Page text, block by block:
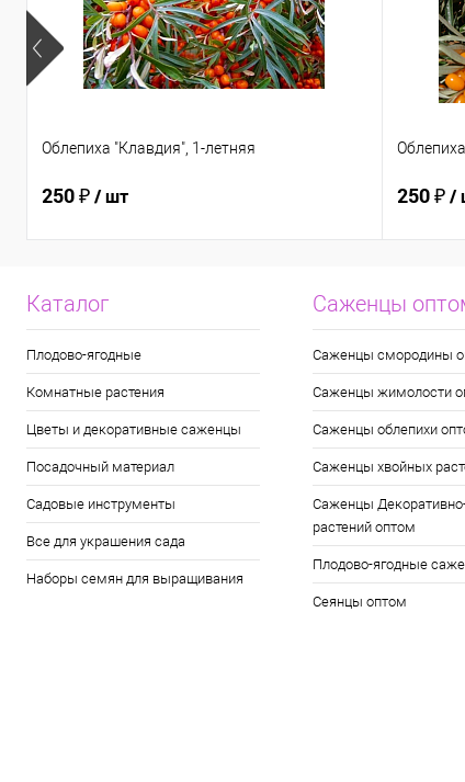
Облепиха "Клавдия", 1-летняя
250 ₽/ шт 250 ₽/
Каталог
Плодово-ягодные
Комнатные растения
Цветы и декоративные саженцы
Посадочный материал
Садовые инструменты
Все для украшения сада
Наборы семян для выращивания
Саженцы
Саженцы смородины
Саженцы жимолости
Саженцы облепихи
Саженцы хвойных
Саженцы
растений оптом
Плодово-ягодные
Сеянцы оптом